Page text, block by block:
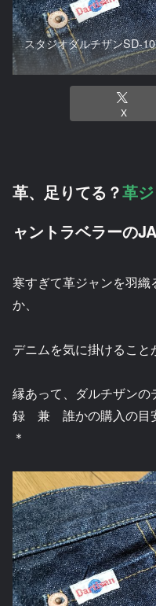
スタジオダルチザンSD-
X
革、足りてる？革
ャントラベラーの
寒すぎて革ジャンを羽
か、
デニムを気に掛けること
縁あって、ダルチザン
録 兼 誰かの購入の目
＊